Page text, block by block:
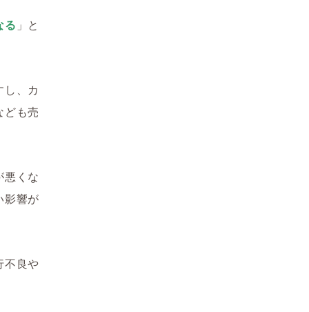
る 」と
、カ
ども売
悪くな
影響が
不良や